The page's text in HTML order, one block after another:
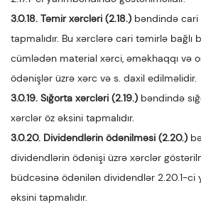
3.0.18. Təmir xərcləri (2.18.) bəndində cari
tapmalıdır. Bu xərclərə cari təmirlə bağlı
cümlədən material xərci, əməkhaqqı və
ödənişlər üzrə xərc və s. daxil edilməlidir.
3.0.19. Sığorta xərcləri (2.19.) bəndində
xərclər öz əksini tapmalıdır.
3.0.20. Dividendlərin ödənilməsi (2.20.)
dividendlərin ödənişi üzrə xərclər
büdcəsinə ödənilən dividendlər 2.20.1-ci
əksini tapmalıdır.